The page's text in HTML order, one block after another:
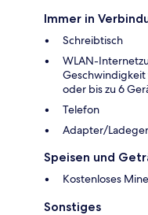
Immer in
Schreibtisch
WLAN-
Geschwindigkeit
oder bis zu 6
Telefon
Adapter/
Speisen und
Kostenloses
Sonstiges